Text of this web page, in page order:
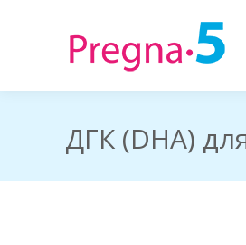
ДГК (DHA)